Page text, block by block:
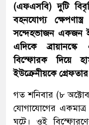
(এফএসবি) দুটি
বহনযোগ্য
সন্দেহভাজন একজন
এদিকে ব্রায়ানস্কে
বিস্ফোরক দিয়ে
ইউক্রেনীয়কে
গত শনিবার (৮
যোগাযোগের একমাত্র
ঘটে। ওই